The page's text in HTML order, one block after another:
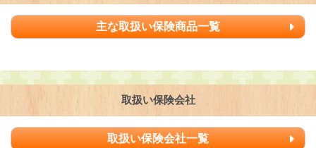
主な取扱い保険商品一覧
取扱い保険会社
取扱い保険会社一覧